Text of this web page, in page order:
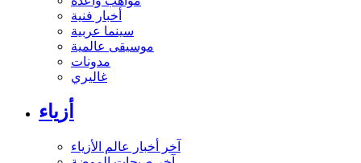
أخبار فنية
سينما عربية
موسيقى عالمية
مدونات
غاليري
أزياء
آخر أخبار عالم الأزياء